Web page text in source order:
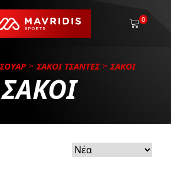
0
ΣΑΚΟΙ ΤΣΑΝΤΕΣ ΣΑΚΟΙ
ΣΑΚΟΙ